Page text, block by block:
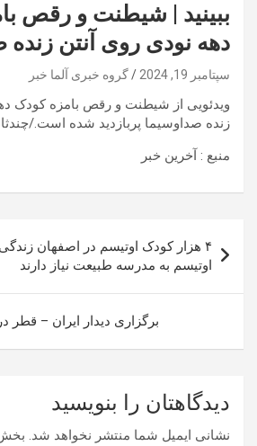
ببینید | شیطنت و رقص
دهه نودی روی آنتن زنده
سپتامبر 19, 2024 گروه خبری آلما خبر
ویدئویی از شیطنت و رقص بامزه کودک
زنده صداوسیما پربازدید شده است./
منبع : آخرین خبر
نوشته
۴ هزار کودک اوتیسم در اصفهان
اوتیسم به مدرسه طبیعت نیاز دارند
برگزاری دیدار ایران –
دیدگاهتان را بنویسید
نشانی ایمیل شما منتشر نخواهد شد.